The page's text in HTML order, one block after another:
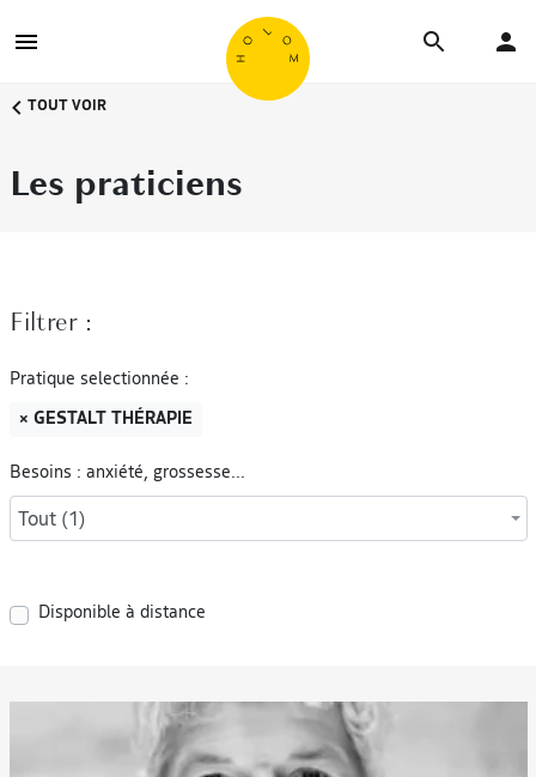
TOUT VOIR
Les praticiens
Filtrer :
Pratique selectionnée :
× GESTALT THÉRAPIE
Besoins : anxiété, grossesse...
Tout (1)
Disponible à distance